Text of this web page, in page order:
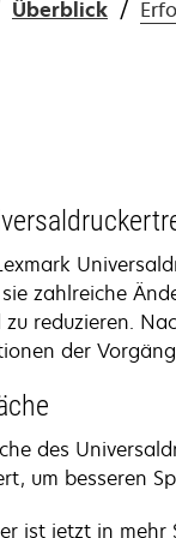
Überblick
zahlreiche
reduzieren.
der
des
um besseren
ist jetzt in